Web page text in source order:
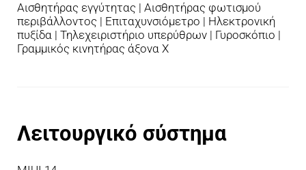
Αισθητήρας εγγύτητας | Αισθητήρας φωτισμού
περιβάλλοντος | Επιταχυνσιόμετρο | Ηλεκτρονική
πυξίδα | Τηλεχειριστήριο υπερύθρων | Γυροσκόπιο |
Γραμμικός κινητήρας άξονα Χ
Λειτουργικό σύστημα